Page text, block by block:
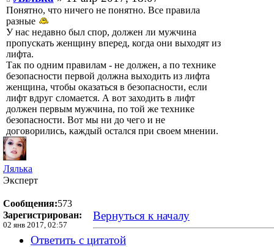
Понятно, что ничего не понятно. Все правила
разные
У нас недавно был спор, должен ли мужчина
пропускать женщину вперед, когда они выходят из
лифта.
Так по одним правилам - не должен, а по технике
безопасности первой должна выходить из лифта
женщина, чтобы оказаться в безопасности, если
лифт вдруг сломается. А вот заходить в лифт
должен первым мужчина, по той же технике
безопасности. Вот мы ни до чего и не
договорились, каждый остался при своем мнении.
Лялька
Эксперт
Сообщения:573
Зарегистрирован:
02 янв 2017, 02:57
Вернуться к началу
Ответить с цитатой